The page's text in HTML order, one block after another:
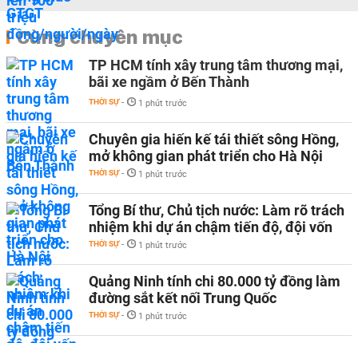
Cùng chuyên mục
TP HCM tính xây trung tâm thương mại,
bãi xe ngầm ở Bến Thành
THỜI SỰ - 1 phút trước
Chuyên gia hiến kế tái thiết sông Hồng,
mở không gian phát triển cho Hà Nội
THỜI SỰ - 1 phút trước
Tổng Bí thư, Chủ tịch nước: Làm rõ trách
nhiệm khi dự án chậm tiến độ, đội vốn
THỜI SỰ - 1 phút trước
Quảng Ninh tính chi 80.000 tỷ đồng làm
đường sắt kết nối Trung Quốc
THỜI SỰ - 1 phút trước